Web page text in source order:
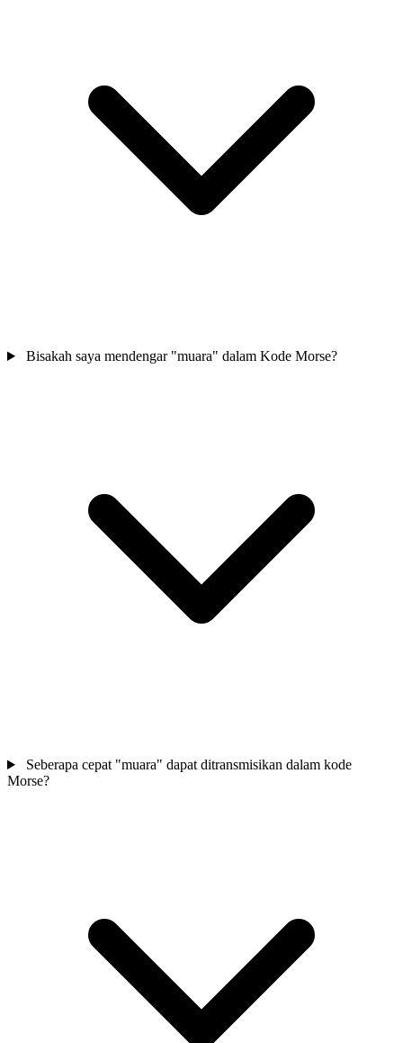
Bisakah saya mendengar "muara" dalam Kode Morse?
Seberapa cepat "muara" dapat ditransmisikan dalam kode
Morse?